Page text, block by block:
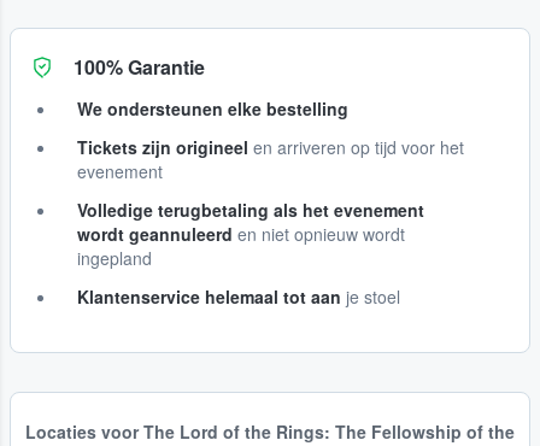
100% Garantie
We ondersteunen elke bestelling
Tickets zijn origineel en arriveren op tijd voor het
evenement
Volledige terugbetaling als het evenement
wordt geannuleerd en niet opnieuw wordt
ingepland
Klantenservice helemaal tot aan je stoel
Locaties voor The Lord of the Rings: The Fellowship of the